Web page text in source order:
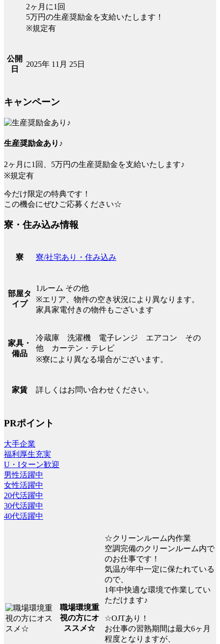
2ヶ月に1回
5万円の生産奨励金を支給いたします！
※規定有
公開
日
2025年 11月 25日
キャンペーン
生産奨励金あり♪
2ヶ月に1回、5万円の生産奨励金を支給いたします♪
※規定有
今だけ限定の特典です！
この機会にぜひご応募ください☆
寮・住み込み情報
寮 寮/社宅あり・住み込み
部屋タ
イプ
1ルーム その他
※エリア、物件の空き状況により異なります。
家具家電付きの物件もございます
家具・
備品
冷蔵庫 洗濯機 電子レンジ エアコン その
他 カーテン・テレビ
※寮により異なる場合がございます。
家賃 詳しくはお問い合わせください。
PRポイント
大手企業
福利厚生充実
U・Iターン歓迎
男性活躍中
女性活躍中
20代活躍中
30代活躍中
40代活躍中
職場環境重
視の方にオ
ススメ☆
☆クリーンルーム内作業
空調完備のクリーンルーム内で
のお仕事です！
気温が年中一定に保たれている
ので、
1年中快適な環境で作業してい
ただけます♪
☆OJTあり！
お仕事の習熟期間は最大6ヶ月
程度となりますが、